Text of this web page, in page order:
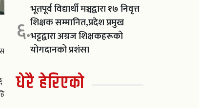
६.
भूतपूर्व विद्यार्थी मञ्चद्वारा १७ निवृत्त
शिक्षक सम्मानित,प्रदेश प्रमुख
भट्टद्वारा अग्रज शिक्षकहरूको
योगदानको प्रशंसा
धेरै हेरिएको